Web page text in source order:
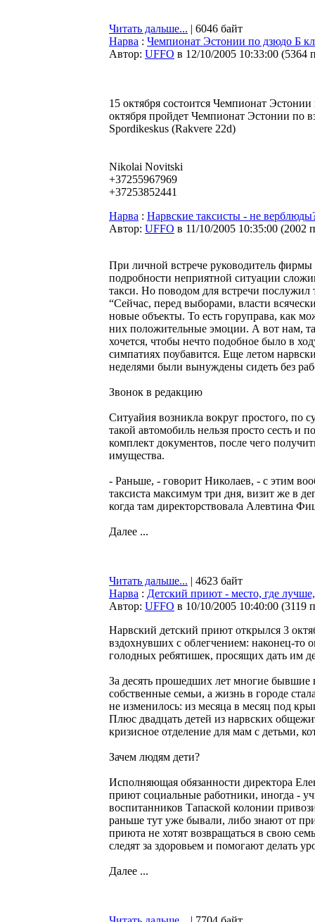
Читать дальше... | 6046 байт
Нарва : Чемпионат Эстонии по дзюдо Б кл
Автор: UFFO в 12/10/2005 10:33:00 (5364
15 октября состоится Чемпионат
октября пройдет Чемпионат Эстонии по
Spordikeskus (Rakvere 22d)
Nikolai Novitski
+37255967969
+37253852441
Нарва : Нарвские таксисты - не
Автор: UFFO в 11/10/2005 10:35:00 (2002
При личной встрече руководитель
подробности неприятной ситуации
такси. Но поводом для встречи послужил
“Сейчас, перед выборами, власти
новые объекты. То есть горуправа, как
них положительные эмоции. А вот нам,
хочется, чтобы нечто подобное было в
симпатиях поубавится. Еще летом
неделями были вынуждены сидеть без
Звонок в редакцию
Ситуайия возникла вокруг простого, по
такой автомобиль нельзя просто сесть и
комплект документов, после чего
имущества.
- Раньше, - говорит Николаев, - с этим
таксиста максимум три дня, визит же в
когда там директорствовала Алевтина
Далее ...
Читать дальше... | 4623 байт
Нарва : Детский приют - место, где
Автор: UFFO в 10/10/2005 10:40:00 (3119
Нарвский детский приют открылся 3
вздохнувших с облегчением: наконец-то
голодных ребятишек, просящих дать им
За десять прошедших лет многие бывшие
собственные семьи, а жизнь в городе
не изменилось: из месяца в месяц под
Плюс двадцать детей из нарвских
кризисное отделение для мам с детьми,
Зачем людям дети?
Исполняющая обязанности директора
приют социальные работники, иногда -
воспитанников Тапаской колонии
раньше тут уже бывали, либо знают от
приюта не хотят возвращаться в свою
следят за здоровьем и помогают делать
Далее ...